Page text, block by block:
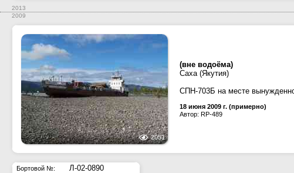
2013
2009
2051
(вне водоёма)
Саха (Якутия)
СПН-703Б на месте
18 июня 2009 г. (примерно)
Автор: RP-489
Бортовой №: Л-02-0890